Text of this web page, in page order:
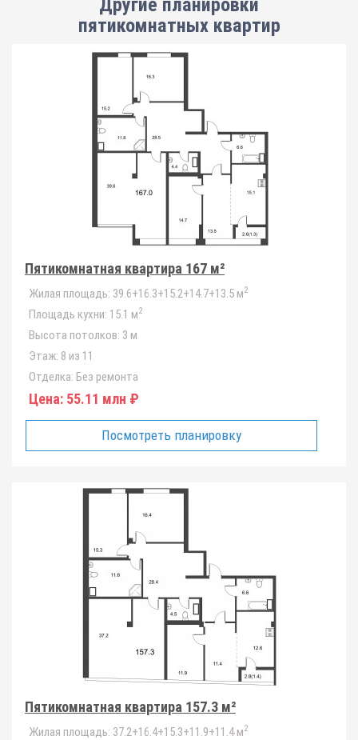
Другие планировки
пятикомнатных квартир
Пятикомнатная квартира 167 м²
Жилая площадь: 39.6+16.3+15.2+14.7+13.5 м2
Площадь кухни: 15.1 м2
Высота потолков: 3 м
Этаж: 8 из 11
Отделка: Без ремонта
Цена: 55.11 млн ₽
Посмотреть планировку
Пятикомнатная квартира 157.3 м²
Жилая площадь: 37.2+16.4+15.3+11.9+11.4 м2